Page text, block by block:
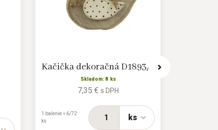
Kačička dekoračná D1893/1
Skladom: 8 ks
7,35 € s DPH
ks
1 balenie = 6/72
ks